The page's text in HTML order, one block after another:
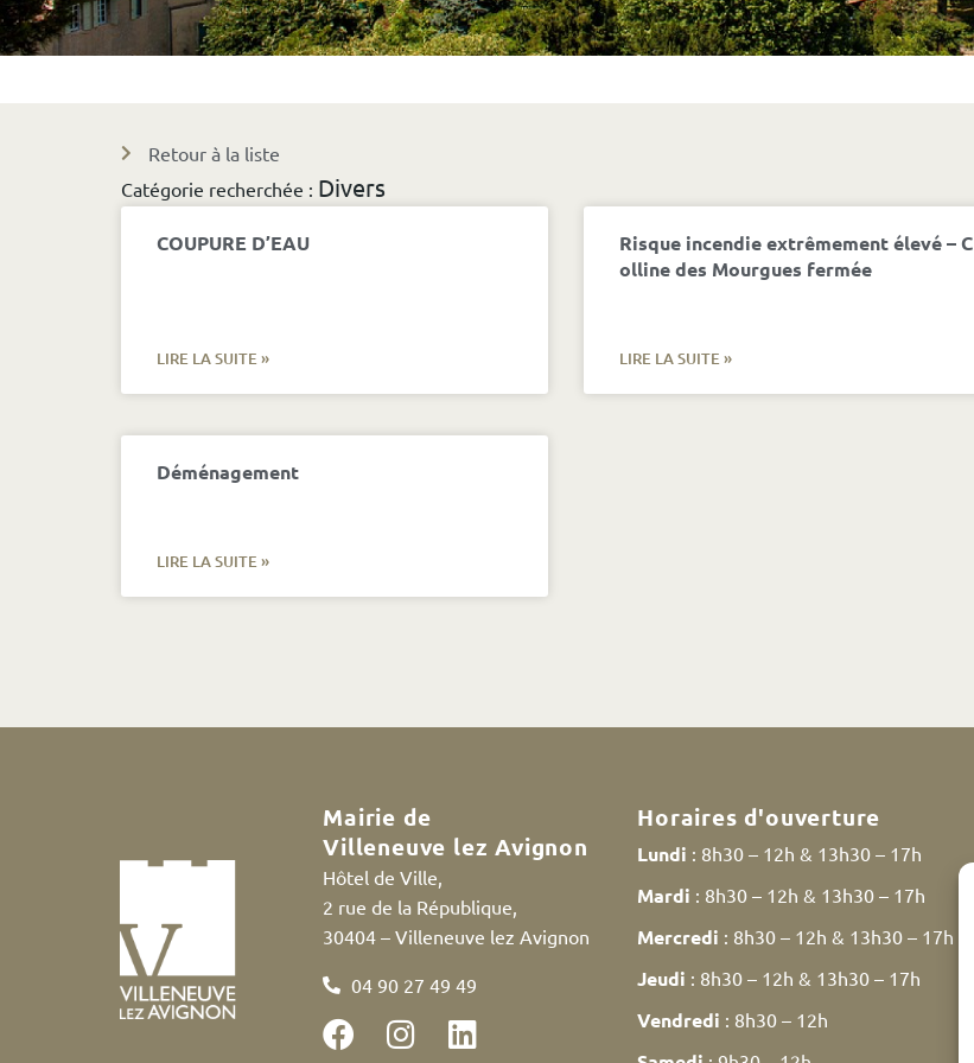
Retour à la liste
Catégorie recherchée : Divers
COUPURE D’EAU
LIRE LA SUITE »
Risque incendie extrêmement élevé – C
olline des Mourgues fermée
LIRE LA SUITE »
Déménagement
LIRE LA SUITE »
Mairie de
Villeneuve lez Avignon
Hôtel de Ville,
2 rue de la République,
30404 – Villeneuve lez Avignon
04 90 27 49 49
Horaires d'ouverture
Lundi : 8h30 – 12h & 13h30 – 17h
Mardi : 8h30 – 12h & 13h30 – 17h
Mercredi : 8h30 – 12h & 13h30 – 17h
Jeudi : 8h30 – 12h & 13h30 – 17h
Vendredi : 8h30 – 12h